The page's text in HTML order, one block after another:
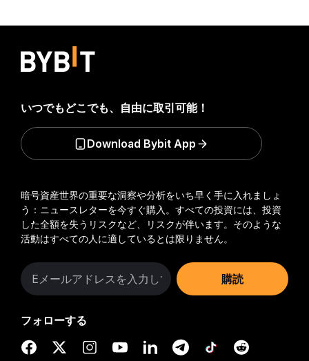
暗号資産世界の重要な洞察や分析をいち早く手に入れましょ
う：ニュースレターを今すぐ購入。 すべての投資には、投資
した全額を失うリスクなど、リスクが伴います。そのような
活動はすべての人に適しているとは限りません。
購読
フォローする
いつでもどこでも、自由に取引可能！
Download Bybit App